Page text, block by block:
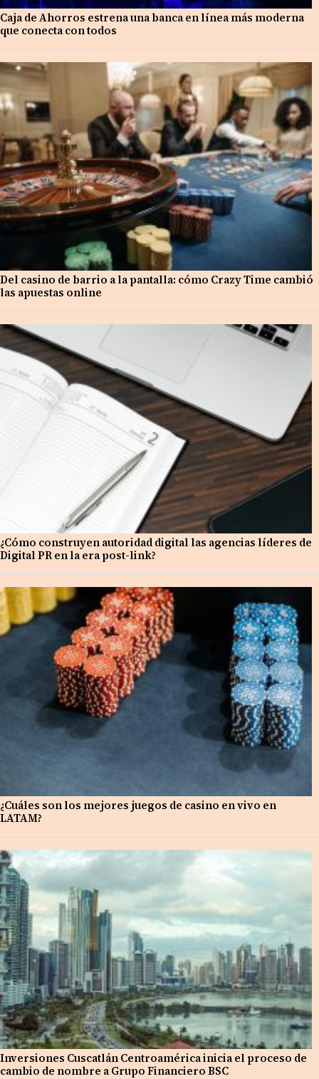
Caja de Ahorros estrena una banca en línea más moderna
que conecta con todos
Del casino de barrio a la pantalla: cómo Crazy Time cambió
las apuestas online
¿Cómo construyen autoridad digital las agencias líderes de
Digital PR en la era post-link?
¿Cuáles son los mejores juegos de casino en vivo en
LATAM?
Inversiones Cuscatlán Centroamérica inicia el proceso de
cambio de nombre a Grupo Financiero BSC